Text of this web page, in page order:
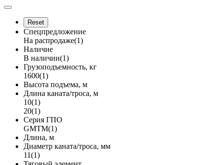
Спецпредложение
На распродаже(1)
Наличие
В наличии(1)
Грузоподъемность, кг
1600(1)
Высота подъема, м
Длина каната/троса, м
10(1)
20(1)
Серия ГПО
GMTM(1)
Длина, м
Диаметр каната/троса, мм
11(1)